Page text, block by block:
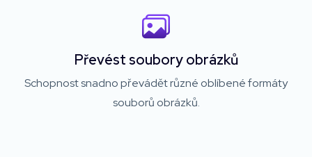
Převést soubory obrázků
Schopnost snadno převádět různé oblíbené formáty
souborů obrázků.